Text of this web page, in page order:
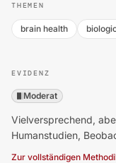
THEMEN
brain health
EVIDENZ
Moderat
Vielversprechend,
Humanstudien,
Zur vollständigen